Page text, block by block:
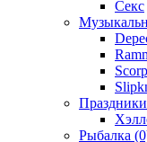
Секс
Рыбалка